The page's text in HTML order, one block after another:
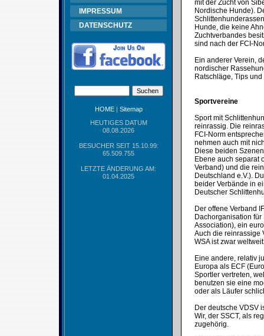
IMPRESSUM
DATENSCHUTZ
HOME| Sitemap
HEUTIGES DATUM
08.08.2026
BESUCHER SEIT 15.10.99:
65.509.755
LETZTE ÄNDERUNG AM:
01.04.2025
mit der Zucht von
Nordische Hunde).
Hunde, die keine
Zuchtverbandes
sind nach der FCI-
Ein anderer Verein,
nordischer
Ratschläge, Tips
Sportvereine
Sport mit
reinrassig. Die
FCI-Norm
nehmen auch mit
Diese beiden
Ebene auch separat
Verband) und die
Deutschland e.V.).
beider Verbände in
Deutscher
Der offene Verband
Dachorganisation
Association), ein
Auch die reinrassige
WSA ist zwar
Eine andere, relativ
Europa als ECF
Sportler vertreten,
benutzen sie eine
oder als Läufer
Der deutsche VDSV
Wir, der SSCT, als
zugehörig.